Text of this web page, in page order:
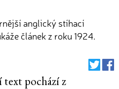
anglický stíhací
článek z roku 1924.
pochází z